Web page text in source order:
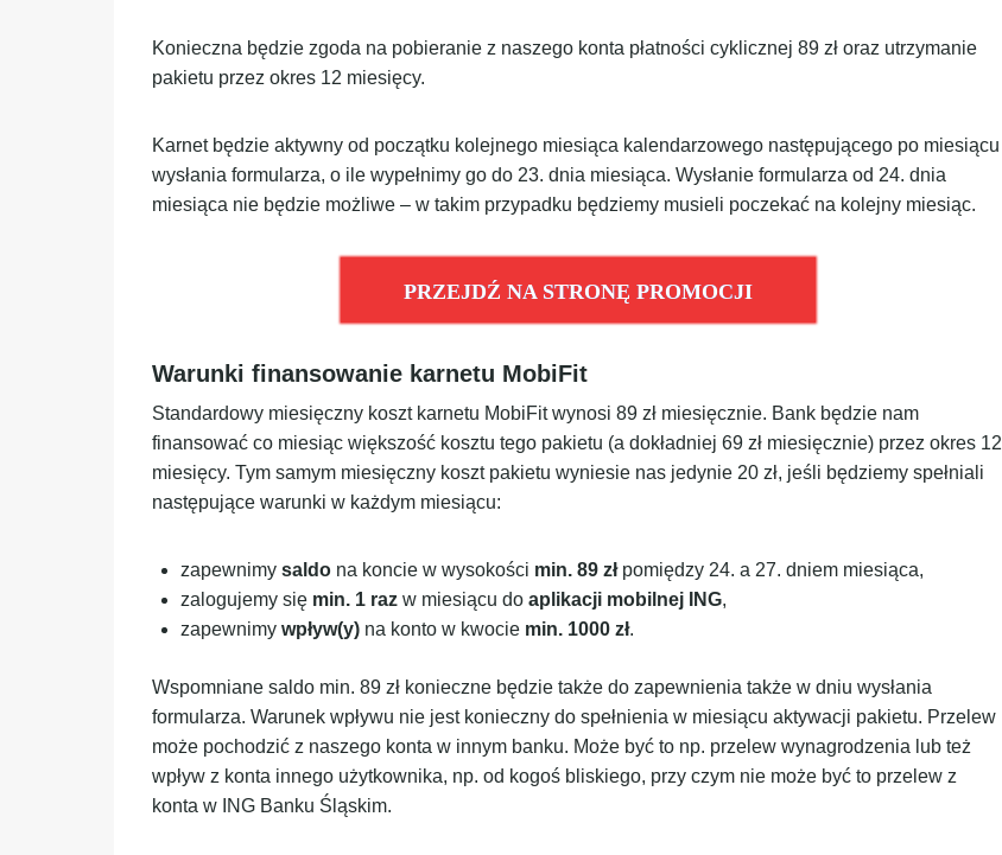
Konieczna będzie zgoda na pobieranie z naszego konta płatności cyklicznej 89 zł oraz utrzymanie
pakietu przez okres 12 miesięcy.
Karnet będzie aktywny od początku kolejnego miesiąca kalendarzowego następującego po miesiącu
wysłania formularza, o ile wypełnimy go do 23. dnia miesiąca. Wysłanie formularza od 24. dnia
miesiąca nie będzie możliwe – w takim przypadku będziemy musieli poczekać na kolejny miesiąc.
PRZEJDŹ NA STRONĘ PROMOCJI
Warunki finansowanie karnetu MobiFit
Standardowy miesięczny koszt karnetu MobiFit wynosi 89 zł miesięcznie. Bank będzie nam
finansować co miesiąc większość kosztu tego pakietu (a dokładniej 69 zł miesięcznie) przez okres 12
miesięcy. Tym samym miesięczny koszt pakietu wyniesie nas jedynie 20 zł, jeśli będziemy spełniali
następujące warunki w każdym miesiącu:
zapewnimy saldo na koncie w wysokości min. 89 złpomiędzy 24. a 27. dniem miesiąca,
zalogujemy się min. 1 raz w miesiącu do aplikacji mobilnej ING,
zapewnimy wpływ(y) na konto w kwocie min. 1000 zł.
Wspomniane saldo min. 89 zł konieczne będzie także do zapewnienia także w dniu wysłania
formularza. Warunek wpływu nie jest konieczny do spełnienia w miesiącu aktywacji pakietu. Przelew
może pochodzić z naszego konta w innym banku. Może być to np. przelew wynagrodzenia lub też
wpływ z konta innego użytkownika, np. od kogoś bliskiego, przy czym nie może być to przelew z
konta w ING Banku Śląskim.